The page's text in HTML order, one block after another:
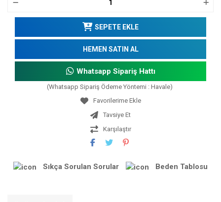
SEPETE EKLE
HEMEN SATIN AL
Whatsapp Sipariş Hattı
(Whatsapp Sipariş Ödeme Yöntemi : Havale)
Tavsiye Et
Karşılaştır
Sıkça Sorulan Sorular Beden Tablosu